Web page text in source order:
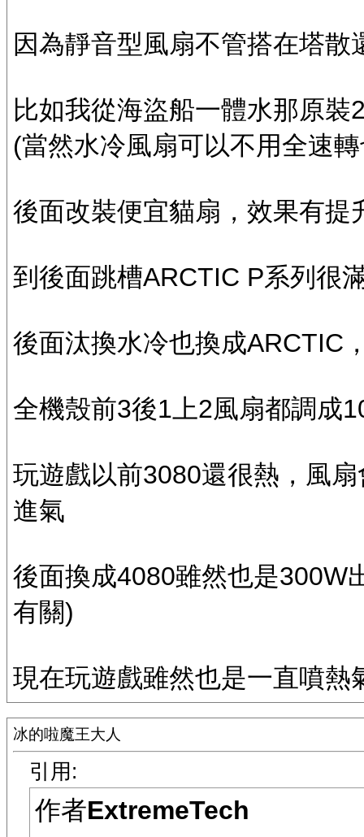
因為靜音型風扇不管搭在塔散
比如我從海盜船一體水那原
(當然水冷風扇可以不用全速
後面改裝便宜貓扇，效果有
到後面跳槽ARCTIC P系列很
後面汰換水冷也換成ARCTIC
全機殼前3後1上2風扇都調成
玩遊戲以前3080還很熱，風
進氣
後面換成4080雖然也是300W
有關)
現在玩遊戲雖然也是一直噴
冰的啦魔王大人
引用:
作者ExtremeTech